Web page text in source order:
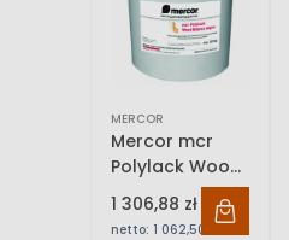
MERCOR
Mercor mcr
Polylack Wood
Bianco Aqua
20kg
1 306,88 zł
netto: 1 062,50 zł